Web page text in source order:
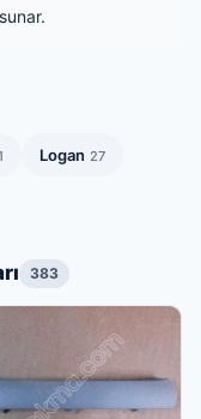
Logan 27
383